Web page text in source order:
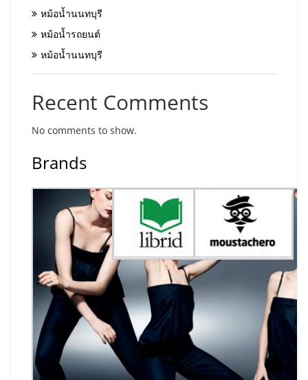
หม้อน้ำนนทบุรี
หม้อน้ำรถยนต์
หม้อน้ำนนทบุรี
Recent Comments
No comments to show.
Brands